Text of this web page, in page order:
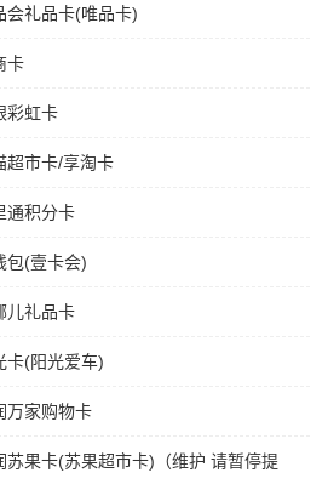
会礼品卡(唯品卡)
卡
彩虹卡
超市卡/享淘卡
通积分卡
包(壹卡会)
儿礼品卡
卡(阳光爱车)
万家购物卡
苏果卡(苏果超市卡)（维护 请暂停提